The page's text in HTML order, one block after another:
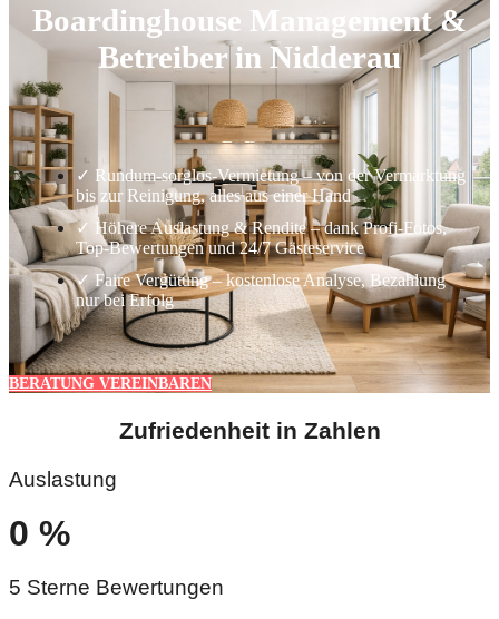
Boardinghouse Management &
Betreiber in Nidderau
✓ Rundum-sorglos-Vermietung – von der Vermarktung
bis zur Reinigung, alles aus einer Hand
✓ Höhere Auslastung & Rendite – dank Profi-Fotos,
Top-Bewertungen und 24/7 Gästeservice
✓ Faire Vergütung – kostenlose Analyse, Bezahlung
nur bei Erfolg
BERATUNG VEREINBAREN
Zufriedenheit in Zahlen
Auslastung
0 %
5 Sterne Bewertungen